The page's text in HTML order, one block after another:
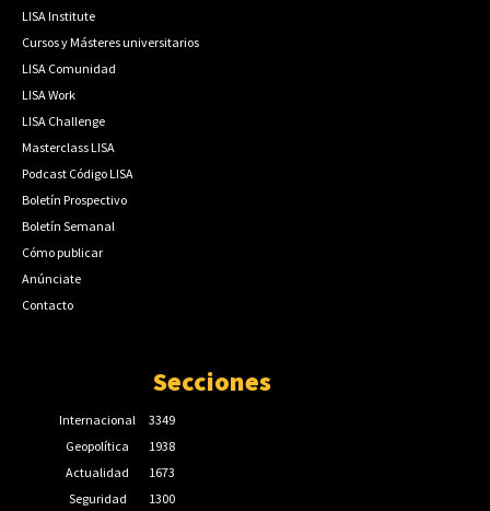
LISA Institute
Cursos y Másteres universitarios
LISA Comunidad
LISA Work
LISA Challenge
Masterclass LISA
Podcast Código LISA
Boletín Prospectivo
Boletín Semanal
Cómo publicar
Anúnciate
Contacto
Secciones
Internacional
3349
Geopolítica
1938
Actualidad
1673
Seguridad
1300